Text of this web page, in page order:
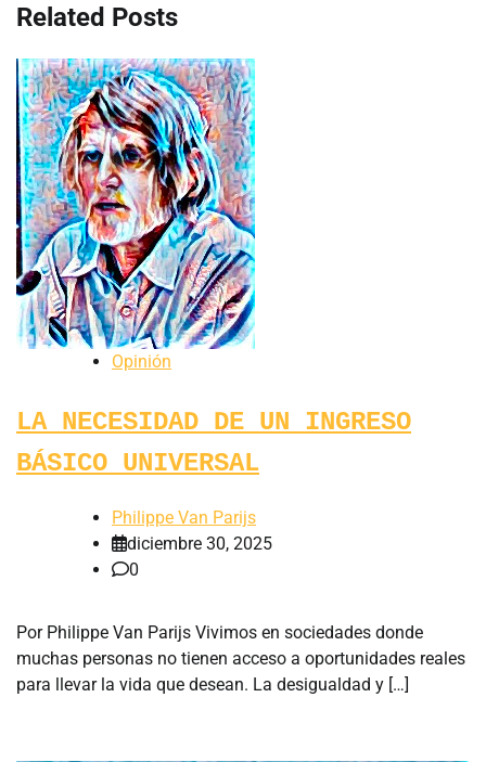
Related Posts
Opinión
LA NECESIDAD DE UN INGRESO
BÁSICO UNIVERSAL
Philippe Van Parijs
diciembre 30, 2025
0
Por Philippe Van Parijs Vivimos en sociedades donde
muchas personas no tienen acceso a oportunidades reales
para llevar la vida que desean. La desigualdad y […]